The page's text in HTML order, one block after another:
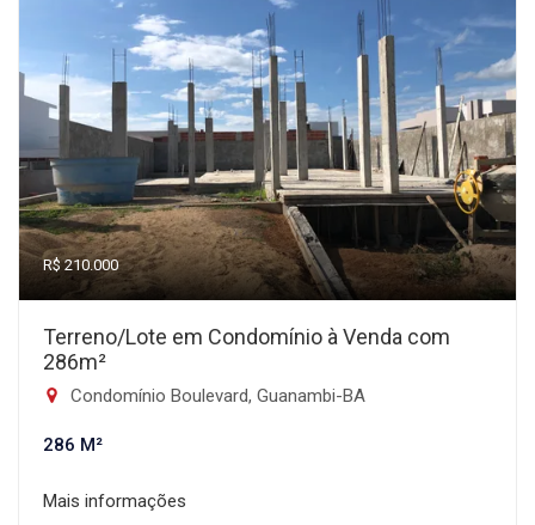
R$ 210.000
Terreno/Lote em Condomínio à Venda com
286m²
Condomínio Boulevard, Guanambi-BA
286 M²
Mais informações